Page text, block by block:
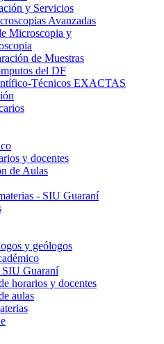
y Servicios
Avanzadas
Microscopia y
de Muestras
del DF
Técnicos EXACTAS
y docentes
de Aulas
- SIU Guaraní
y geólogos
SIU Guaraní
horarios y docentes
aulas